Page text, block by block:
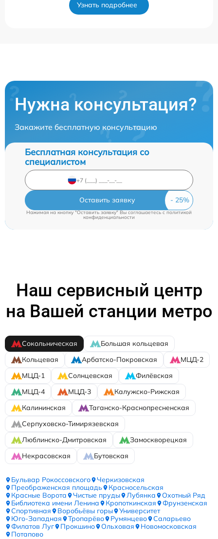
Узнать подробнее
Нужна консультация?
Закажите бесплатную консультацию
Бесплатная консультация со
специалистом
Оставить заявку
Нажимая на кнопку "Оставить заявку" Вы соглашаетесь cполитикой
конфиденциальности
Наш сервисный центр
на Вашей станции метро
Сокольническая
Большая кольцевая
Кольцевая
Арбатско-Покровская
МЦД-2
МЦД-1
Солнцевская
Филёвская
МЦД-4
МЦД-3
Калужско-Рижская
Калининская
Таганско-Краснопресненская
Серпуховско-Тимирязевская
Люблинско-Дмитровская
Замоскворецкая
Некрасовская
Бутовская
Бульвар Рокоссовского
Черкизовская
Преображенская площадь
Красносельская
Красные Ворота
Чистые пруды Лубянка
Охотный Ряд
Библиотека имени Ленина
Кропоткинская
Фрунзенская
Спортивная
Воробьёвы горы
Университет
Юго-Западная
Тропарёво Румянцево
Саларьево
Филатов Луг
Прокшино Ольховая
Новомосковская
Потапово